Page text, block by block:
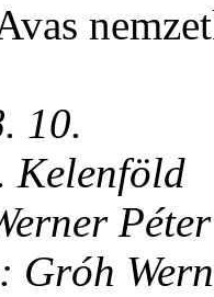
10.
Kelenföld
Péter